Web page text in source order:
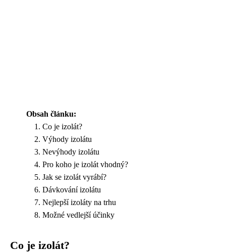
Obsah článku:
Co je izolát?
Výhody izolátu
Nevýhody izolátu
Pro koho je izolát vhodný?
Jak se izolát vyrábí?
Dávkování izolátu
Nejlepší izoláty na trhu
Možné vedlejší účinky
Co je izolát?